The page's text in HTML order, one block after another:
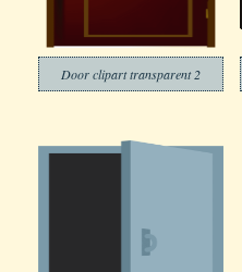
Door clipart transparent 2